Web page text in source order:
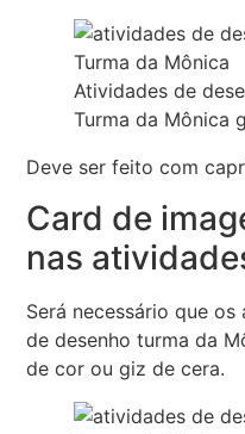
Atividades de
Turma da Mônica
Deve ser feito com
Card de
nas
Será necessário que
de desenho turma da
de cor ou giz de cera.